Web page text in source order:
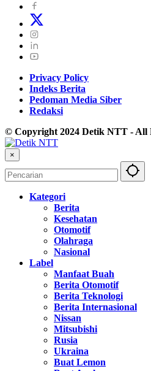
Privacy Policy
Indeks Berita
Pedoman Media Siber
Redaksi
© Copyright 2024 Detik NTT - All
×
Kategori
Berita
Kesehatan
Otomotif
Olahraga
Nasional
Label
Manfaat Buah
Berita Otomotif
Berita Teknologi
Berita Internasional
Nissan
Mitsubishi
Rusia
Ukraina
Buat Lemon